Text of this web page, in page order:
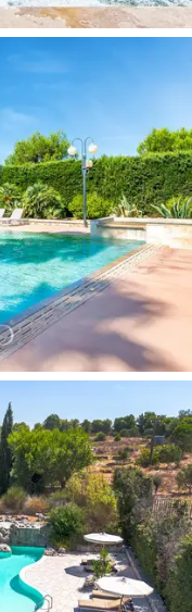
teljesen
amelyet csak
olyan
és Ostuni, amely
A farmtól
partjának
Mozza, a Lido
Maldív-
ingatlan
egyedi
kifinomult